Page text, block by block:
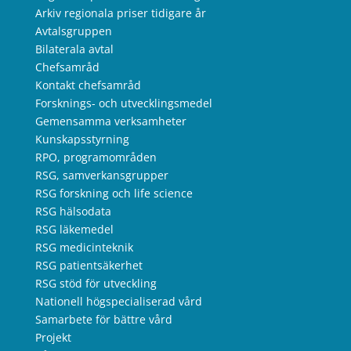
Arkiv regionala priser tidigare år
Avtalsgruppen
Bilaterala avtal
Chefsamråd
Kontakt chefsamråd
Forsknings- och utvecklingsmedel
Gemensamma verksamheter
Kunskapsstyrning
RPO, programområden
RSG, samverkansgrupper
RSG forskning och life science
RSG hälsodata
RSG läkemedel
RSG medicinteknik
RSG patientsäkerhet
RSG stöd för utveckling
Nationell högspecialiserad vård
Samarbete för bättre vård
Projekt